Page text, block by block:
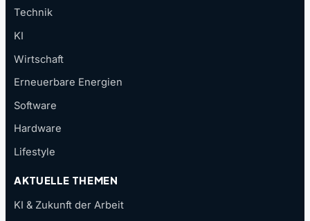
Technik
KI
Wirtschaft
Erneuerbare Energien
Software
Hardware
Lifestyle
AKTUELLE THEMEN
KI & Zukunft der Arbeit